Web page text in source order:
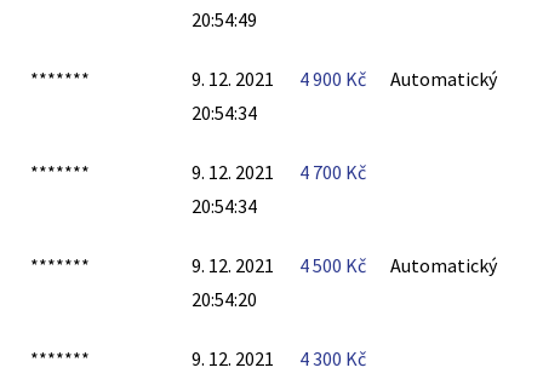
20:54:49
*******
9. 12. 2021
20:54:34
4 900 Kč Automatický
*******
9. 12. 2021
20:54:34
4 700 Kč
*******
9. 12. 2021
20:54:20
4 500 Kč Automatický
*******
9. 12. 2021
4 300 Kč